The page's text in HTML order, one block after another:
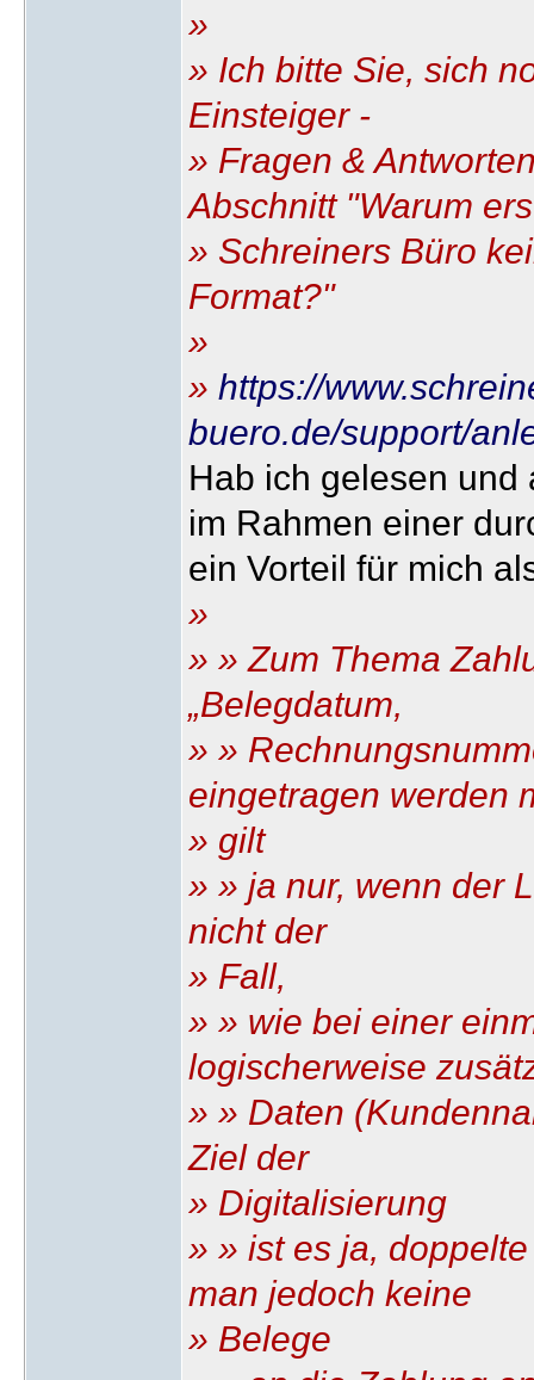
»
» Ich bitte Sie, sich
Einsteiger -
» Fragen &
Abschnitt "Warum
» Schreiners Büro
Format?"
»
» https://
buero.de/support/
Hab ich gelesen und
im Rahmen einer
ein Vorteil für mich
»
» » Zum Thema
„Belegdatum,
» »
eingetragen werden
» gilt
» » ja nur, wenn der
nicht der
» Fall,
» » wie bei einer
logischerweise
» » Daten
Ziel der
» Digitalisierung
» » ist es ja,
man jedoch keine
» Belege